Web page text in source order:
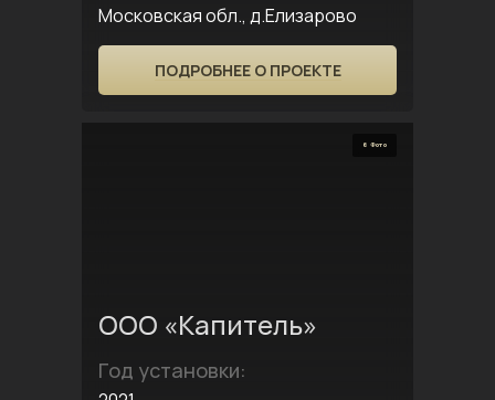
Московская обл., д.Елизарово
ПОДРОБНЕЕ О ПРОЕКТЕ
6 Фото
ООО «Капитель»
Год установки: